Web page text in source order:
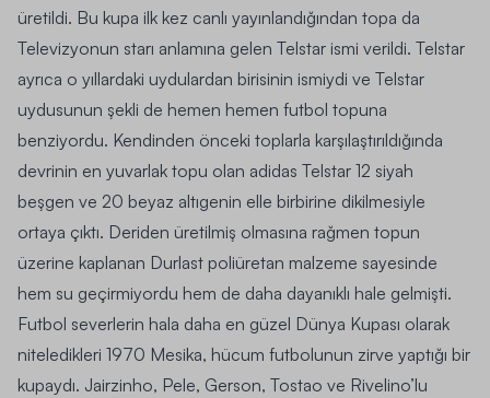
üretildi. Bu kupa ilk kez canlı yayınlandığından topa da
Televizyonun starı anlamına gelen Telstar ismi verildi. Telstar
ayrıca o yıllardaki uydulardan birisinin ismiydi ve Telstar
uydusunun şekli de hemen hemen futbol topuna
benziyordu. Kendinden önceki toplarla karşılaştırıldığında
devrinin en yuvarlak topu olan adidas Telstar 12 siyah
beşgen ve 20 beyaz altıgenin elle birbirine dikilmesiyle
ortaya çıktı. Deriden üretilmiş olmasına rağmen topun
üzerine kaplanan Durlast poliüretan malzeme sayesinde
hem su geçirmiyordu hem de daha dayanıklı hale gelmişti.
Futbol severlerin hala daha en güzel Dünya Kupası olarak
niteledikleri 1970 Mesika, hücum futbolunun zirve yaptığı bir
kupaydı. Jairzinho, Pele, Gerson, Tostao ve Rivelino’lu